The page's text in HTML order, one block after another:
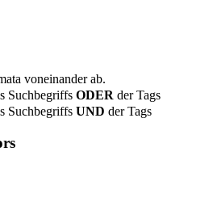
voneinander ab.
Suchbegriffs ODER der Tags
Suchbegriffs UND der Tags